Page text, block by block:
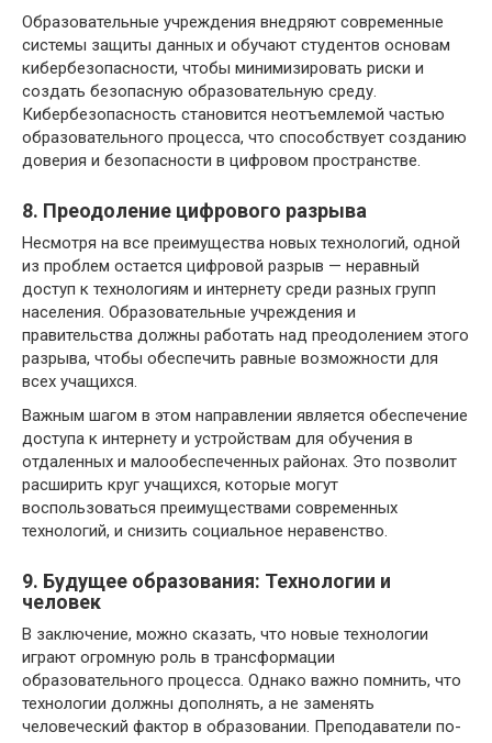
Образовательные учреждения внедряют современные
системы защиты данных и обучают студентов основам
кибербезопасности, чтобы минимизировать риски и
создать безопасную образовательную среду.
Кибербезопасность становится неотъемлемой частью
образовательного процесса, что способствует созданию
доверия и безопасности в цифровом пространстве.
8. Преодоление цифрового разрыва
Несмотря на все преимущества новых технологий, одной
из проблем остается цифровой разрыв — неравный
доступ к технологиям и интернету среди разных групп
населения. Образовательные учреждения и
правительства должны работать над преодолением этого
разрыва, чтобы обеспечить равные возможности для
всех учащихся.
Важным шагом в этом направлении является обеспечение
доступа к интернету и устройствам для обучения в
отдаленных и малообеспеченных районах. Это позволит
расширить круг учащихся, которые могут
воспользоваться преимуществами современных
технологий, и снизить социальное неравенство.
9. Будущее образования: Технологии и
человек
В заключение, можно сказать, что новые технологии
играют огромную роль в трансформации
образовательного процесса. Однако важно помнить, что
технологии должны дополнять, а не заменять
человеческий фактор в образовании. Преподаватели по-